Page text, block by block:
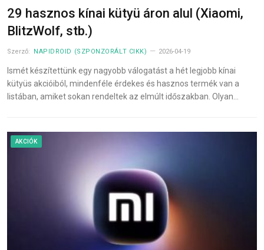
29 hasznos kínai kütyü áron alul (Xiaomi,
BlitzWolf, stb.)
Szerző: NAPIDROID (SZPONZORÁLT CIKK) 2026-04-19
Ismét készítettünk egy nagyobb válogatást a hét legjobb kínai
kütyüs akcióiból, mindenféle érdekes és hasznos termék van a
listában, amiket sokan rendeltek az elmúlt időszakban. Olyan…
AKCIÓK